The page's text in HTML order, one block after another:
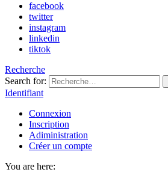
facebook
twitter
instagram
linkedin
tiktok
Recherche
Search for:
Identifiant
Connexion
Inscription
Adiministration
Créer un compte
You are here: